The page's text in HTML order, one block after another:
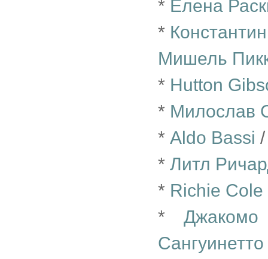
* Елена
*
Мишель
* Hutton
* Милослав
* Aldo Bassi
* Литл
* Richie Cole
*
Сангуинетто